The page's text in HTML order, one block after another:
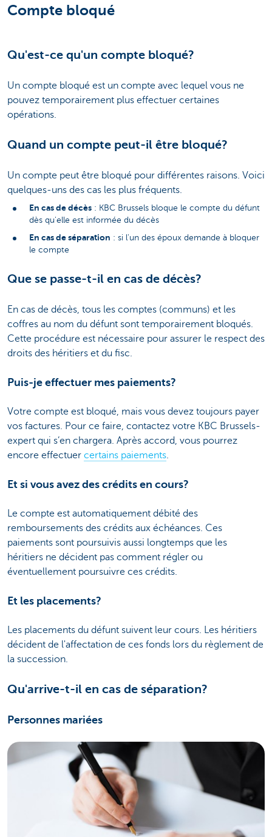
Compte bloqué
Qu'est-ce qu'un compte bloqué?
Un compte bloqué est un compte avec lequel vous ne
pouvez temporairement plus effectuer certaines
opérations.
Quand un compte peut-il être bloqué?
Un compte peut être bloqué pour différentes raisons. Voici
quelques-uns des cas les plus fréquents.
En cas de décès : KBC Brussels bloque le compte du défunt
dès qu'elle est informée du décès
En cas de séparation : si l'un des époux demande à bloquer
le compte
Que se passe-t-il en cas de décès?
En cas de décès, tous les comptes (communs) et les
coffres au nom du défunt sont temporairement bloqués.
Cette procédure est nécessaire pour assurer le respect des
droits des héritiers et du fisc.
Puis-je effectuer mes paiements?
Votre compte est bloqué, mais vous devez toujours payer
vos factures. Pour ce faire, contactez votre KBC Brussels-
expert qui s’en chargera. Après accord, vous pourrez
encore effectuer certains paiements.
Et si vous avez des crédits en cours?
Le compte est automatiquement débité des
remboursements des crédits aux échéances. Ces
paiements sont poursuivis aussi longtemps que les
héritiers ne décident pas comment régler ou
éventuellement poursuivre ces crédits.
Et les placements?
Les placements du défunt suivent leur cours. Les héritiers
décident de l'affectation de ces fonds lors du règlement de
la succession.
Qu'arrive-t-il en cas de séparation?
Personnes mariées